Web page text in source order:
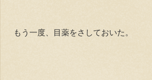
もう一度、目薬をさしておいた。